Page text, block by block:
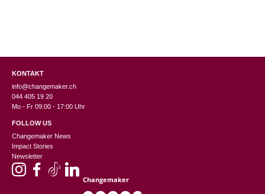
KONTAKT
info@changemaker.ch
044 405 19 20
Mo - Fr 09:00 - 17:00 Uhr
FOLLOW US
Changemaker News
Impact Stories
Newsletter
Changemaker